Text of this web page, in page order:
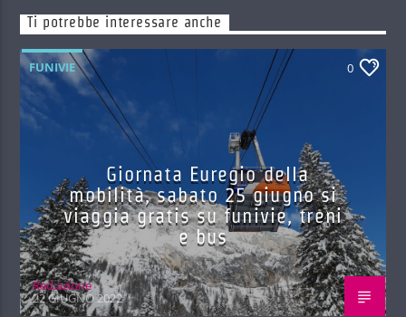
Ti potrebbe interessare anche
FUNIVIE 0
Giornata Euregio della
mobilità, sabato 25 giugno si
viaggia gratis su funivie, treni
e bus
Red.azione
22 GIUGNO 2022